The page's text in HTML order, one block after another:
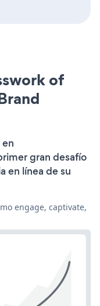
of
gran desafío
en línea de su
engage, captivate,